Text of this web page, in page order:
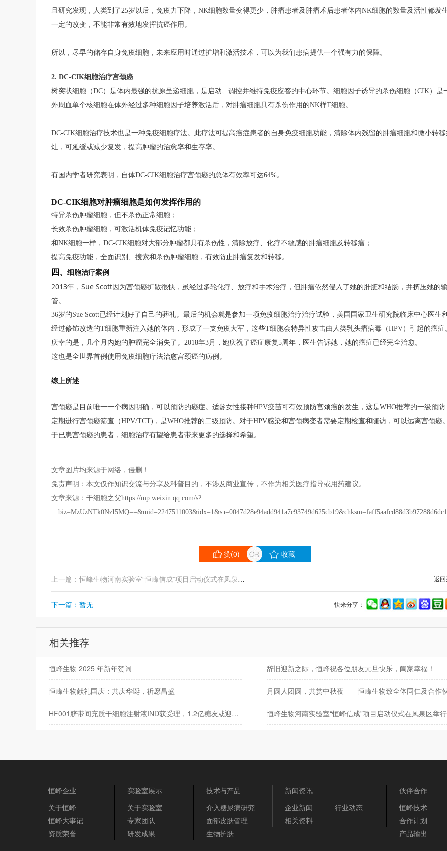
且研究发现，人类到了25岁以后，免疫力下降，NK细胞数量变得更少，肿瘤患者及肿瘤术后患者体内NK细胞的数量及活性都发
一定的改变，不能非常有效地发挥抗癌作用。
所以，尽早的储存自身免疫细胞，未来应用时通过扩增和激活技术，可以为我们患病提供一个强有力的保障。
2. DC-CIK细胞治疗宫颈癌
树突状细胞（DC）是体内最强的抗原呈递细胞，是启动、调控并维持免疫应答的中心环节。 细胞因子诱导的杀伤细胞（CIK）是
外周血单个核细胞在体外经过多种细胞因子培养激活后，对肿瘤细胞具有杀伤作用的NK样T细胞。
DC-CIK细胞治疗技术也是一种免疫细胞疗法。此疗法可提高癌症患者的自身免疫细胞功能，清除体内残留的肿瘤细胞和微小转移
灶，可延缓或减少复发，提高肿瘤的治愈率和生存率。
有国内学者研究表明，自体DC-CIK细胞治疗宫颈癌的总体有效率可达64%。
DC-CIK细胞对肿瘤细胞是如何发挥作用的
特异杀伤肿瘤细胞，但不杀伤正常细胞；
长效杀伤肿瘤细胞，可激活机体免疫记忆功能；
和NK细胞一样，DC-CIK细胞对大部分肿瘤都具有杀伤性，清除放疗、化疗不敏感的肿瘤细胞及转移瘤；
提高免疫功能，全面识别、搜索和杀伤肿瘤细胞，有效防止肿瘤复发和转移。
四、 细胞治疗案例
2013年，Sue Scott因为宫颈癌扩散很快，虽经过多轮化疗、放疗和手术治疗，但肿瘤依然侵入了她的肝脏和结肠，并挤压她的
管。
36岁的Sue Scott已经计划好了自己的葬礼。最后的机会就是参加一项免疫细胞治疗治疗试验，美国国家卫生研究院临床中心医生
经过修饰改造的T细胞重新注入她的体内，形成了一支免疫大军，这些T细胞会特异性攻击由人类乳头瘤病毒（HPV）引起的癌症
庆幸的是，几个月内她的肿瘤完全消失了。2018年3月，她庆祝了癌症康复5周年，医生告诉她，她的癌症已经完全治愈。
这也是全世界首例使用免疫细胞疗法治愈宫颈癌的病例。
综上所述
宫颈癌是目前唯一一个病因明确，可以预防的癌症。适龄女性接种HPV疫苗可有效预防宫颈癌的发生，这是WHO推荐的一级预防
定期进行宫颈癌筛查（HPV/TCT)，是WHO推荐的二级预防。对于HPV感染和宫颈病变者需要定期检查和随访，可以远离宫颈癌
于已患宫颈癌的患者，细胞治疗有望给患者带来更多的选择和希望。
文章图片均来源于网络，侵删！
免责声明：本文仅作知识交流与分享及科普目的，不涉及商业宣传，不作为相关医疗指导或用药建议。
文章来源：干细胞之父https://mp.weixin.qq.com/s?
赞(0) 收藏
上一篇：恒峰生物河南实验室“恒峰信成”项目启动仪式在凤泉区举行 返回
下一篇：暂无 快来分享：
相关推荐
恒峰生物 2025 年新年贺词 辞旧迎新之际，恒峰祝各位朋友元旦快乐，阖家幸福！
恒峰生物献礼国庆：共庆华诞，祈愿昌盛
HF001脐带间充质干细胞注射液IND获受理，1.2亿糖友或迎来治疗“新希望” 恒峰生物河南实验室“恒峰信成”项目启动仪式在凤泉区举行
恒峰企业
关于恒峰
恒峰大事记
资质荣誉
实验室展示
关于实验室
专家团队
研发成果
技术与产品
介入糖尿病研究
面部皮肤管理
生物护肤
新闻资讯
企业新闻
行业动态
相关资料
伙伴合作
恒峰技术
合作计划
产品输出